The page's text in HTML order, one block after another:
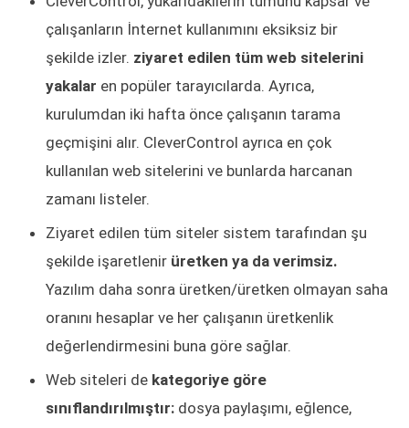
çalışanların İnternet kullanımını eksiksiz bir
şekilde izler. ziyaret edilen tüm web sitelerini
yakalar en popüler tarayıcılarda. Ayrıca,
kurulumdan iki hafta önce çalışanın tarama
geçmişini alır. CleverControl ayrıca en çok
kullanılan web sitelerini ve bunlarda harcanan
zamanı listeler.
Ziyaret edilen tüm siteler sistem tarafından şu
şekilde işaretlenir üretken ya da verimsiz.
Yazılım daha sonra üretken/üretken olmayan saha
oranını hesaplar ve her çalışanın üretkenlik
değerlendirmesini buna göre sağlar.
Web siteleri de kategoriye göre
sınıflandırılmıştır: dosya paylaşımı, eğlence,